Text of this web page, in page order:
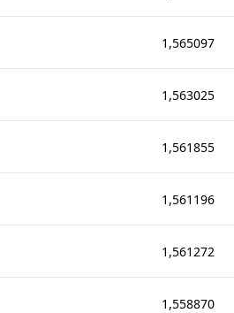
1,565097
1,563025
1,561855
1,561196
1,561272
1,558870